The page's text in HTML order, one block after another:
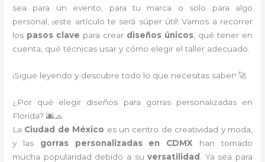
sea para un evento, para tu marca o solo para algo
personal, ¡este artículo te será súper útil! Vamos a recorrer
los pasos clave para crear diseños únicos , qué tener en
cuenta, qué técnicas usar y cómo elegir el taller adecuado.
¡Sigue leyendo y descubre todo lo que necesitas saber! 🚀
¿Por qué elegir diseños para gorras personalizadas en
Florida? 🌆🧢
La Ciudad de México es un centro de creatividad y moda,
y las gorras personalizadas en CDMX han tomado
mucha popularidad debido a suversatilidad
. Ya sea para